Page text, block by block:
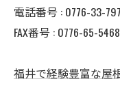
電話番号 : 0776-33-
FAX番号 : 0776-65-5468
福井で経験豊富な屋